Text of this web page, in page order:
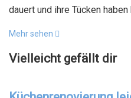
dauert und ihre Tücken
Mehr sehen
Vielleicht gefällt dir